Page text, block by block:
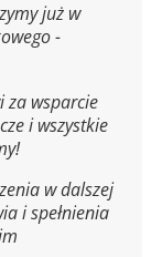
już w
-
za wsparcie
i wszystkie
w dalszej
i spełnienia